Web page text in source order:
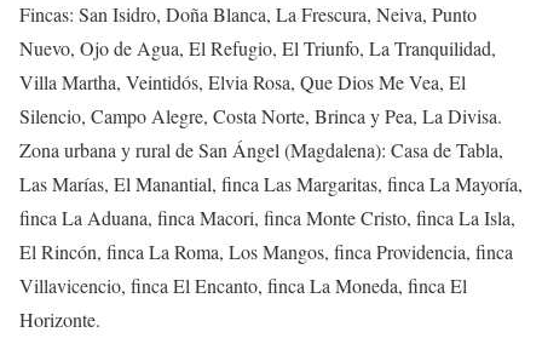
Fincas: San Isidro, Doña Blanca, La Frescura, Neiva, Punto
Nuevo, Ojo de Agua, El Refugio, El Triunfo, La Tranquilidad,
Villa Martha, Veintidós, Elvia Rosa, Que Dios Me Vea, El
Silencio, Campo Alegre, Costa Norte, Brinca y Pea, La Divisa.
Zona urbana y rural de San Ángel (Magdalena): Casa de Tabla,
Las Marías, El Manantial, finca Las Margaritas, finca La Mayoría,
finca La Aduana, finca Macori, finca Monte Cristo, finca La Isla,
El Rincón, finca La Roma, Los Mangos, finca Providencia, finca
Villavicencio, finca El Encanto, finca La Moneda, finca El
Horizonte.